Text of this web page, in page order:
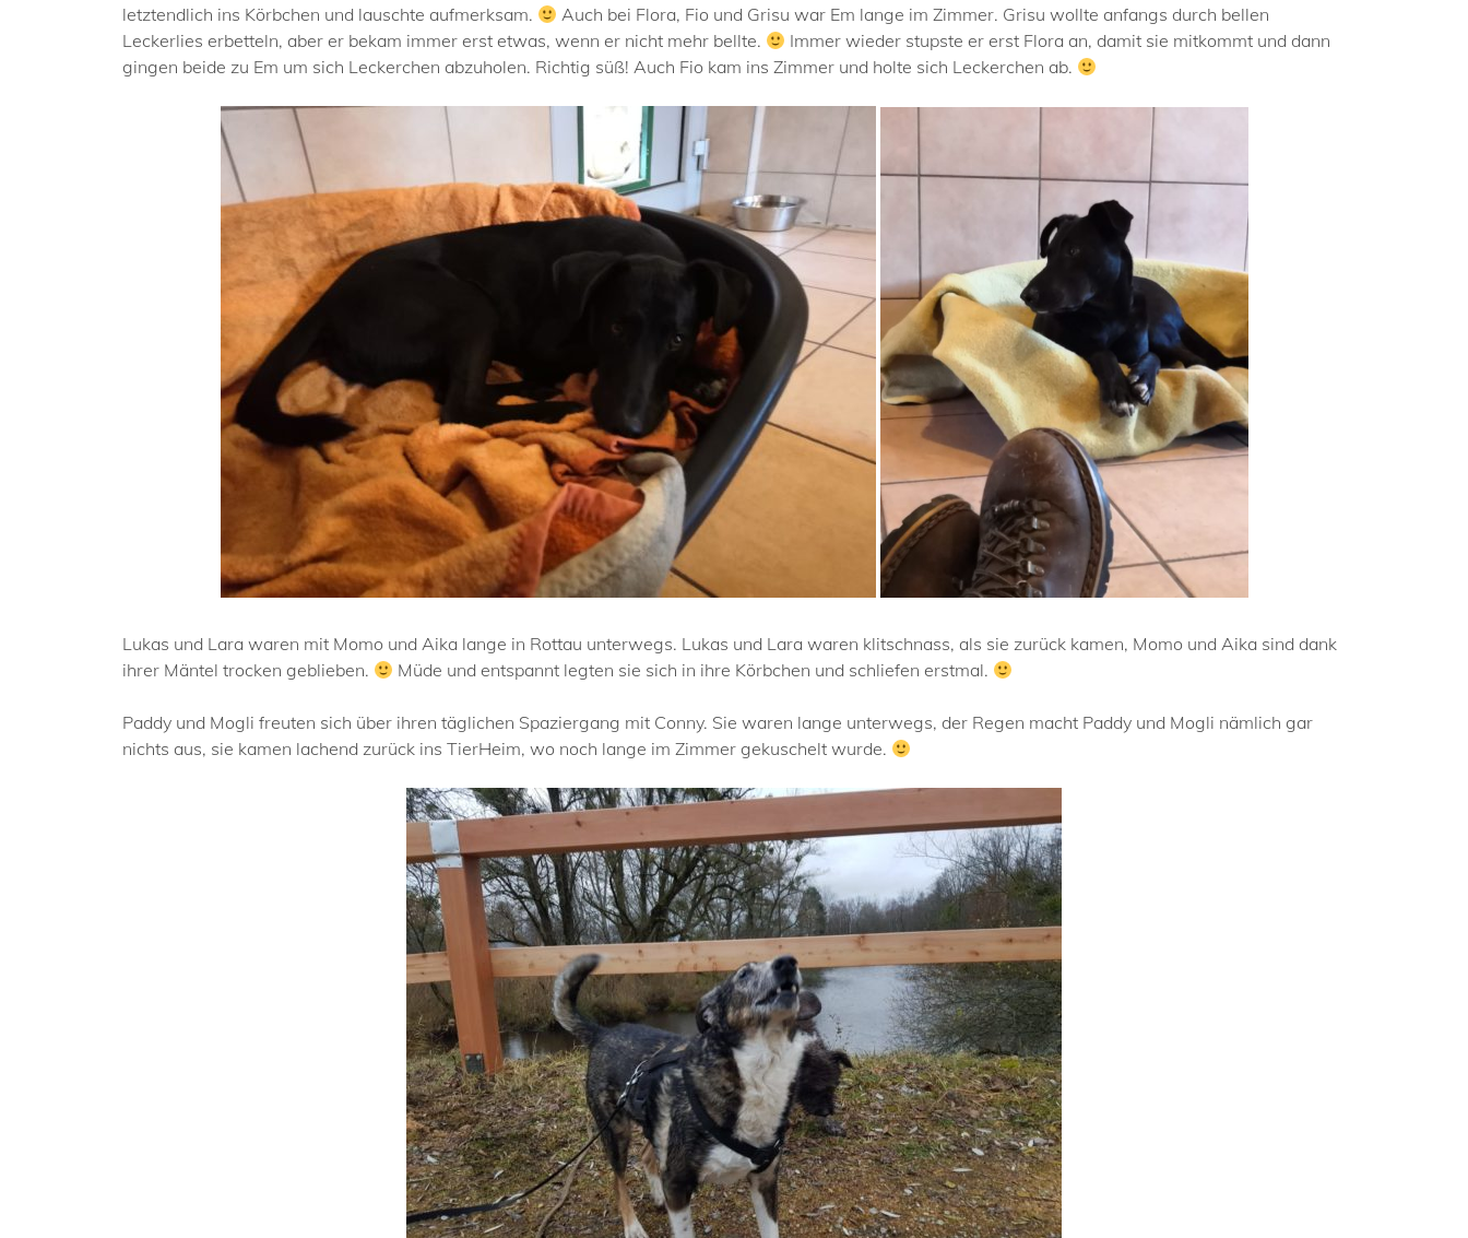
letztendlich ins Körbchen und lauschte aufmerksam.
Auch bei Flora, Fio und Grisu war Em lange im Zimmer. Grisu wollte anfangs durch bellen
Leckerlies erbetteln, aber er bekam immer erst etwas, wenn er nicht mehr bellte.
Immer wieder stupste er erst Flora an, damit sie mitkommt und dann
gingen beide zu Em um sich Leckerchen abzuholen. Richtig süß! Auch Fio kam ins Zimmer und holte sich Leckerchen ab.
Lukas und Lara waren mit Momo und Aika lange in Rottau unterwegs. Lukas und Lara waren klitschnass, als sie zurück kamen, Momo und Aika sind dank
ihrer Mäntel trocken geblieben.
Müde und entspannt legten sie sich in ihre Körbchen und schliefen erstmal.
Paddy und Mogli freuten sich über ihren täglichen Spaziergang mit Conny. Sie waren lange unterwegs, der Regen macht Paddy und Mogli nämlich gar
nichts aus, sie kamen lachend zurück ins TierHeim, wo noch lange im Zimmer gekuschelt wurde.